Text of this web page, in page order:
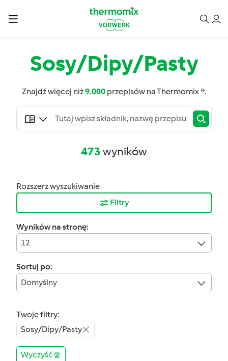
Sosy/Dipy/Pasty
Znajdź więcej niż9.000 przepisów na Thermomix ®.
473wyników
Rozszerz wyszukiwanie
Filtry
Wyników na stronę:
12
Sortuj po:
Domyślny
Twoje filtry:
Sosy/Dipy/Pasty
Wyczyść